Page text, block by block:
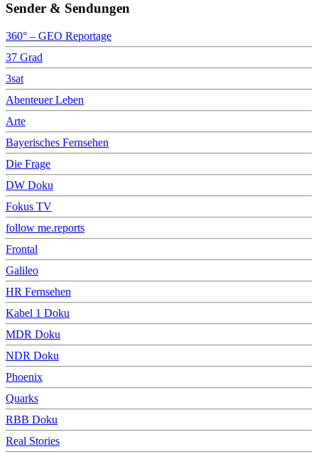
Sender & Sendungen
360° – GEO Reportage
37 Grad
3sat
Abenteuer Leben
Arte
Bayerisches Fernsehen
Die Frage
DW Doku
Fokus TV
follow me.reports
Frontal
Galileo
HR Fernsehen
Kabel 1 Doku
MDR Doku
NDR Doku
Phoenix
Quarks
RBB Doku
Real Stories